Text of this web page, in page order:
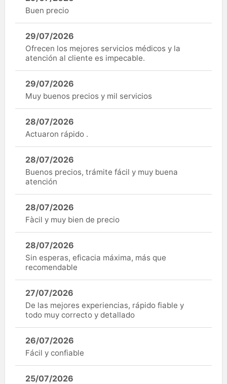
Buen precio
29/07/2026
Ofrecen los mejores servicios médicos y la
atención al cliente es impecable.
29/07/2026
Muy buenos precios y mil servicios
28/07/2026
Actuaron rápido .
28/07/2026
Buenos precios, trámite fácil y muy buena
atención
28/07/2026
Fàcil y muy bien de precio
28/07/2026
Sin esperas, eficacia máxima, más que
recomendable
27/07/2026
De las mejores experiencias, rápido fiable y
todo muy correcto y detallado
26/07/2026
Fácil y confiable
25/07/2026